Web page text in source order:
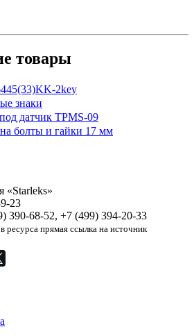
товары
2key
знаки
датчик TPMS-09
болты и гайки 17 мм
«Starleks»
23
390-68-52, +7 (499) 394-20-33
ресурса прямая ссылка на источник